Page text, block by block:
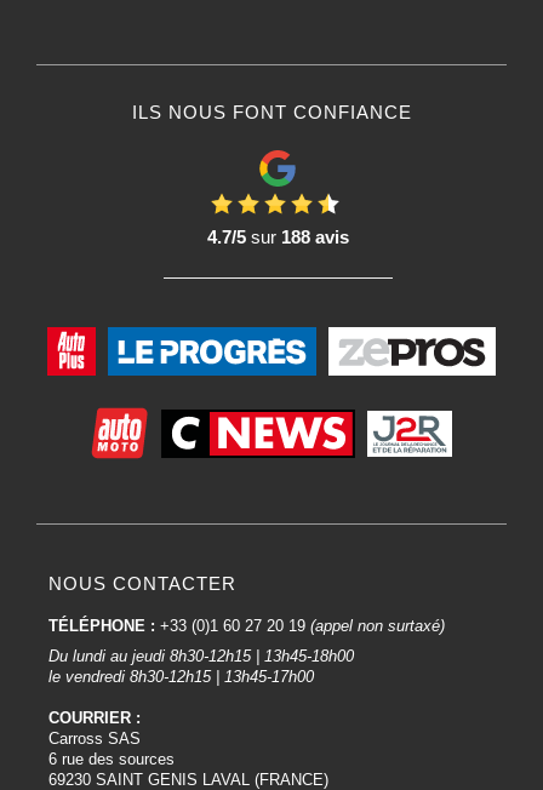
ILS NOUS FONT CONFIANCE
4.7/5sur 188 avis
NOUS CONTACTER
TÉLÉPHONE : +33 (0)1 60 27 20 19 (appel non surtaxé)
Du lundi au jeudi 8h30-12h15 | 13h45-18h00
le vendredi 8h30-12h15 | 13h45-17h00
COURRIER :
Carross SAS
6 rue des sources
69230 SAINT GENIS LAVAL (FRANCE)